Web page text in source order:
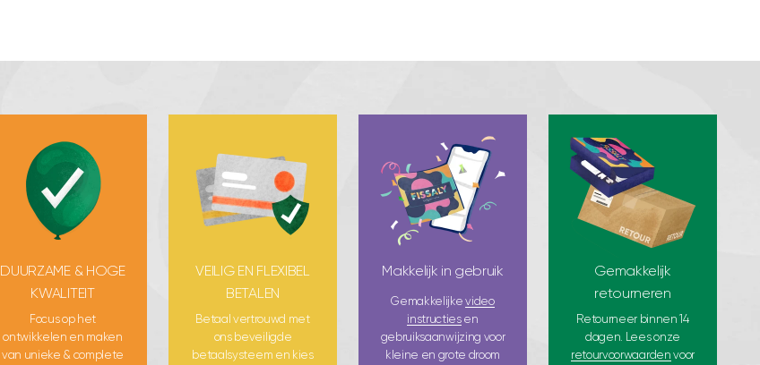
DUURZAME & HOGE
KWALITEIT
Focus op het
ontwikkelen en maken
van unieke & complete
VEILIG EN FLEXIBEL
BETALEN
Betaal vertrouwd met
ons beveiligde
betaalsysteem en kies
Makkelijk in gebruik
Gemakkelijkevideo
instructiesen
gebruiksaanwijzing voor
kleine en grote droom
Gemakkelijk
retourneren
Retourneer binnen 14
dagen. Lees onze
retourvoorwaarden voor